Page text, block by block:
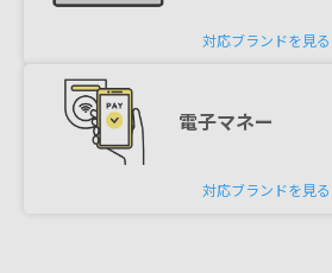
対応ブランドを見る
電子マネー
対応ブランドを見る